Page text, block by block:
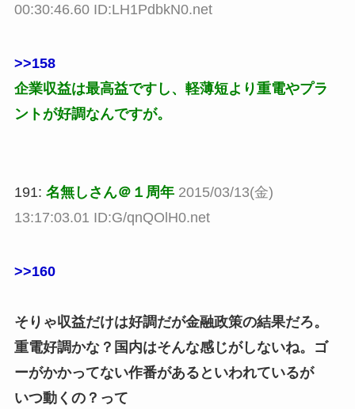
00:30:46.60 ID:LH1PdbkN0.net
>>158
企業収益は最高益ですし、軽薄短より重電やプラ
ントが好調なんですが。
191: 名無しさん＠１周年 2015/03/13(金)
13:17:03.01 ID:G/qnQOlH0.net
>>160
そりゃ収益だけは好調だが金融政策の結果だろ。
重電好調かな？国内はそんな感じがしないね。ゴ
ーがかかってない作番があるといわれているが
いつ動くの？って